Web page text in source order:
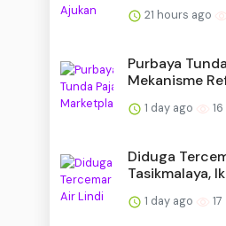
21 hours ago
Purbaya
Mekanisme
1 day ago 16
Diduga
Tasikmalaya,
1 day ago 17